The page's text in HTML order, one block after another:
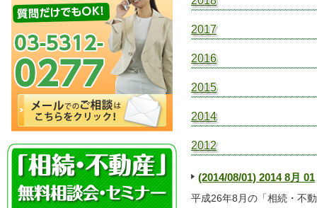
2017
2016
2015
2014
2012
(2014/08/01) 2014 8月 01
平成26年8月の「相続・不